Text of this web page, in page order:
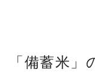
「備蓄米」